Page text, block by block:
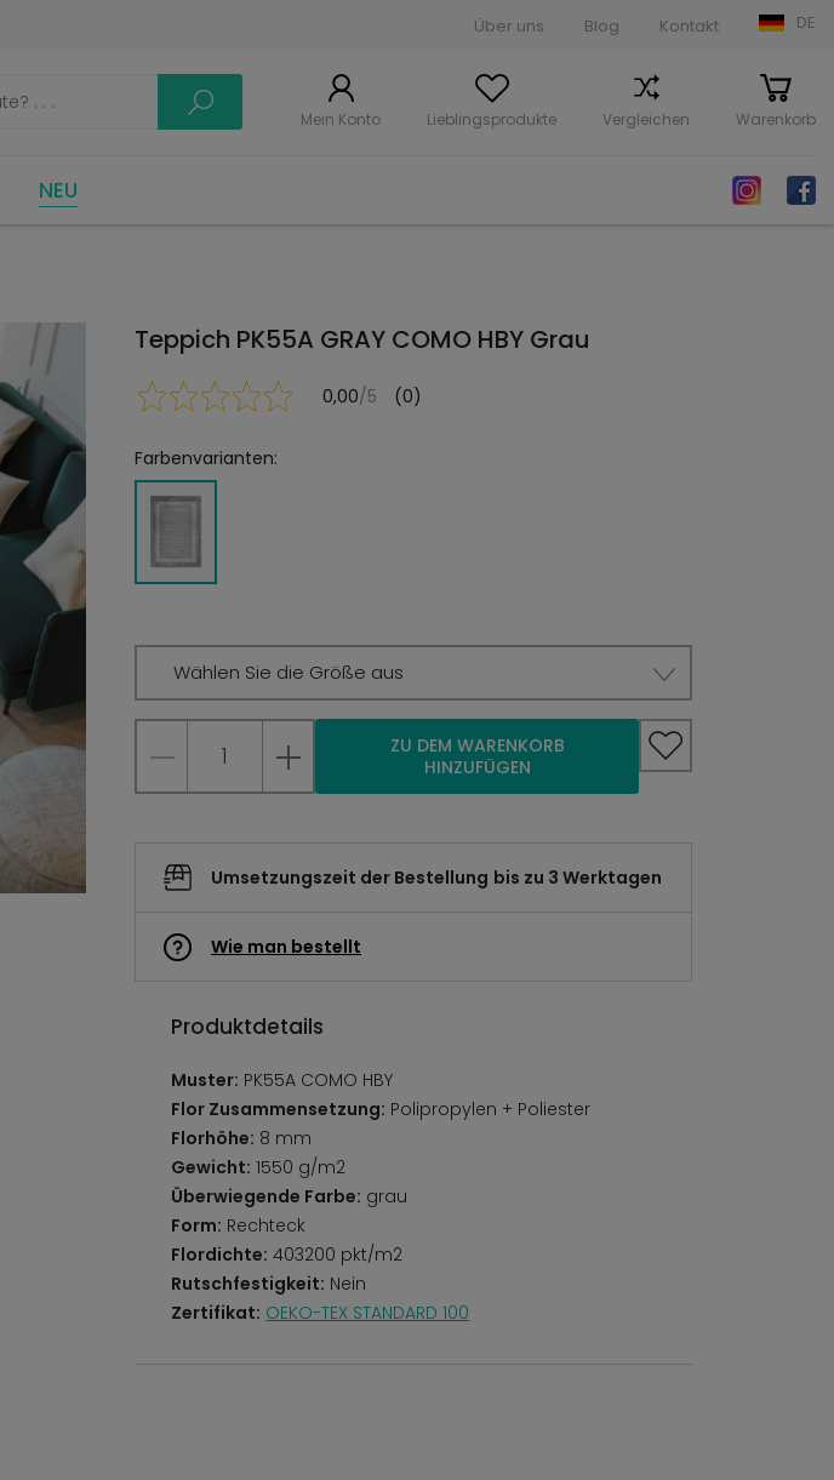
Über uns Blog Kontakt DE
Mein Konto Lieblingsprodukte Vergleichen Warenkorb
NEU
Teppich PK55A GRAY COMO HBY Grau
0,00/5 (0)
Farbenvarianten:
Wählen Sie die Größe aus
ZU DEM WARENKORB
HINZUFÜGEN
Umsetzungszeit der Bestellung bis zu 3 Werktagen
Wie man bestellt
Produktdetails
Muster: PK55A COMO HBY
Flor Zusammensetzung: Polipropylen + Poliester
Florhöhe: 8 mm
Gewicht: 1550 g/m2
Überwiegende Farbe: grau
Form: Rechteck
Flordichte: 403200 pkt/m2
Rutschfestigkeit: Nein
Zertifikat: OEKO-TEX STANDARD 100